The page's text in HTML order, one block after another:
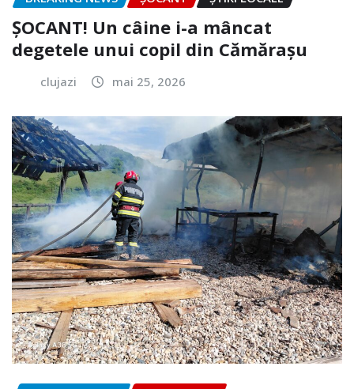
ȘOCANT! Un câine i-a mâncat
degetele unui copil din Cămărașu
clujazi mai 25, 2026